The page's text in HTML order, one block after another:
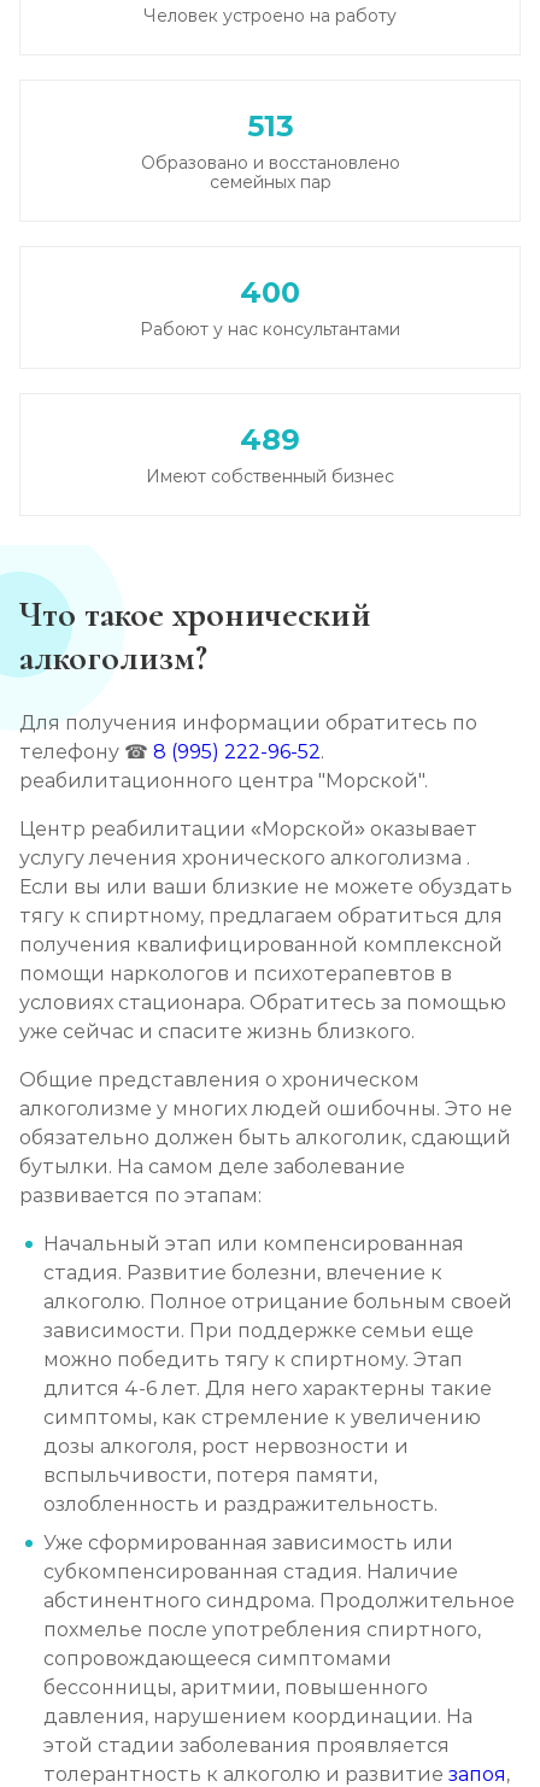
Лечение плазмаферезом
Кодирование от алкоголизма
Записаться
Кодирование дисульфирамом
Кодирование Аквилонгом
Записаться
от 2 500 ₽
Кодирование препаратом Тетлонг 250
Кодирование Колме
Кодирование с провокацией
от 3 200 ₽ Записаться
Кодирование СИТ
от 4 300 ₽ Записаться
Кодирование тройной блок
от 5 700 ₽ Записаться
Химический блок от алкоголизма
от 2 850 ₽ Записаться
Вшивание Торпедо
Записаться
Раскодирование от алкоголизма
от 1 800 ₽ Записаться
Мотивация на лечение алкоголизма
от 2 150 ₽ Записаться
Лечение алкоголизма на дому
от 2 150 ₽ Записаться
Лечение алкоголизма амбулаторно
от 1 100 ₽ Записаться
Человек устроено на работу
513
Образовано и восстановлено
семейных пар
400
Рабоют у нас консультантами
489
Имеют собственный бизнес
Что такое хронический
алкоголизм?
Для получения информации обратитесь по
телефону ☎ 8 (995) 222-96-52.
реабилитационного центра "Морской".
Центр реабилитации «Морской» оказывает
услугу лечения хронического алкоголизма .
Если вы или ваши близкие не можете обуздать
тягу к спиртному, предлагаем обратиться для
получения квалифицированной комплексной
помощи наркологов и психотерапевтов в
условиях стационара. Обратитесь за помощью
уже сейчас и спасите жизнь близкого.
Общие представления о хроническом
алкоголизме у многих людей ошибочны. Это не
обязательно должен быть алкоголик, сдающий
бутылки. На самом деле заболевание
развивается по этапам:
Начальный этап или компенсированная
стадия. Развитие болезни, влечение к
алкоголю. Полное отрицание больным своей
зависимости. При поддержке семьи еще
можно победить тягу к спиртному. Этап
длится 4-6 лет. Для него характерны такие
симптомы, как стремление к увеличению
дозы алкоголя, рост нервозности и
вспыльчивости, потеря памяти,
озлобленность и раздражительность.
Уже сформированная зависимость или
субкомпенсированная стадия. Наличие
абстинентного синдрома. Продолжительное
похмелье после употребления спиртного,
сопровождающееся симптомами
бессонницы, аритмии, повышенного
давления, нарушением координации. На
этой стадии заболевания проявляется
толерантность к алкоголю и развитие запоя,